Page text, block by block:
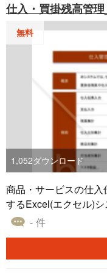
の検討を促すためのビ
寧に案内することで
ら、販促や受注機会の
■テンプレートの利用
＞ 長年取引のある企
品を丁寧に紹介した
売の事前告知＞ 新製
や既存顧客へ一斉に
業訪問・オンライン
とで、新製品のポイ
理したうえで商談に臨むこ
のポイント ＜宛名・
社名や氏名などは、
合し、誤記がないようにしましょ
潔に記載＞ 性能向上
点に絞って記載する
す。 ＜発売日・対応
合わせ対応について
仕入・買掛残高管
無料
1,052ダウンロード
商品・サービスの仕
するExcel(エクセル)
商品別、担当者別の
- 件